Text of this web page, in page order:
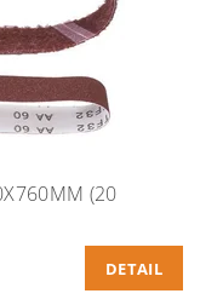
(20
DETAIL